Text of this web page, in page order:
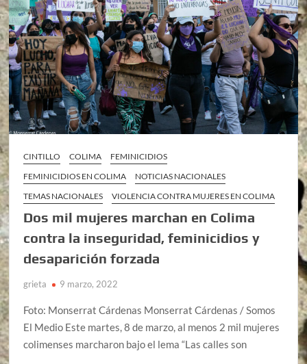
CINTILLO COLIMA
FEMINICIDIOS
FEMINICIDIOS EN COLIMA
NOTICIAS NACIONALES
TEMAS NACIONALES
VIOLENCIA CONTRA MUJERES EN COLIMA
Dos mil mujeres marchan en Colima
contra la inseguridad, feminicidios y
desaparición forzada
grieta 9 marzo, 2022
Foto: Monserrat Cárdenas Monserrat Cárdenas / Somos
El Medio Este martes, 8 de marzo, al menos 2 mil mujeres
colimenses marcharon bajo el lema “Las calles son